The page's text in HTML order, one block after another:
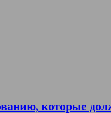
которые